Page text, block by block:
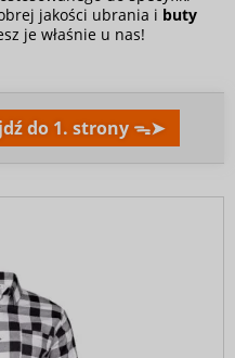
jakości ubrania i buty
je właśnie u nas!
do 1. strony ᯓ➤